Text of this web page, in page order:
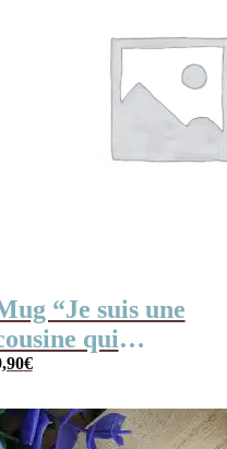
“Je suis une
qui
– cadeau
€